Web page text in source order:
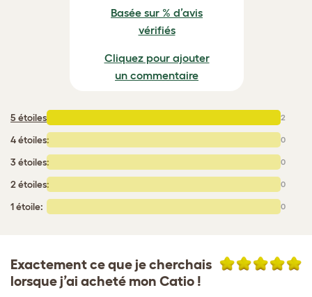
Basée sur % d’avis
vérifiés
Cliquez pour ajouter
un commentaire
5 étoiles 2
4 étoiles: 0
3 étoiles: 0
2 étoiles: 0
1 étoile: 0
Exactement ce que je cherchais
lorsque j’ai acheté mon Catio !